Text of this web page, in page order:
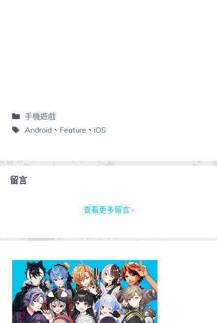
手機遊戲
Android 、 Feature 、 iOS
留言
查看更多留言 ›